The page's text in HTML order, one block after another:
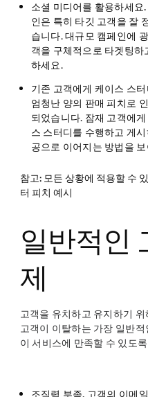
소셜 미디어를 활용하세요.
인은 특히 타깃 고객을 잘
습니다. 대규모 캠페인에
객을 구체적으로 타겟팅하
하세요.
기존 고객에게 케이스 스
엄청난 양의 판매 피치로
되었습니다. 잠재 고객에
스 스터디를 수행하고 게
공으로 이어지는 방법을
참고: 모든 상황에 적용할 수
터 피치 예시
일반적인
제
고객을 유치하고 유지하기
고객이 이탈하는 가장 일반
이 서비스에 만족할 수 있도
조직력 부족. 고객의 이메